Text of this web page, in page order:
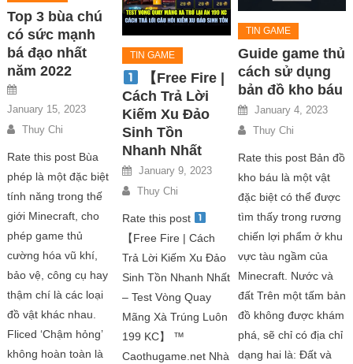
Top 3 bùa chú
có sức mạnh
bá đạo nhất
năm 2022
January 15, 2023
Thuy Chi
Rate this post Bùa
phép là một đặc biệt
tính năng trong thế
giới Minecraft, cho
phép game thủ
cường hóa vũ khí,
bảo vệ, công cụ hay
thậm chí là các loại
đồ vật khác nhau.
Fliced ‘Chậm hỏng’
không hoàn toàn là
TIN GAME
【Free Fire |
Cách Trả Lời
Kiếm Xu Đảo
Sinh Tồn
Nhanh Nhất
January 9, 2023
Thuy Chi
Rate this post
【Free Fire | Cách
Trả Lời Kiếm Xu Đảo
Sinh Tồn Nhanh Nhất
– Test Vòng Quay
Mãng Xà Trúng Luôn
199 KC】 ™
Caothugame.net Nhà
TIN GAME
Guide game thủ
cách sử dụng
bản đồ kho báu
January 4, 2023
Thuy Chi
Rate this post Bản đồ
kho báu là một vật
đặc biệt có thể được
tìm thấy trong rương
chiến lợi phẩm ở khu
vực tàu ngầm của
Minecraft. Nước và
đất Trên một tấm bản
đồ không được khám
phá, sẽ chỉ có địa chỉ
dạng hai là: Đất và